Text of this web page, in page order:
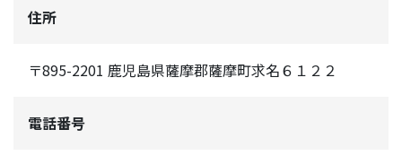
住所
〒895-2201 鹿児島県薩摩郡薩摩町求名６１２２
電話番号